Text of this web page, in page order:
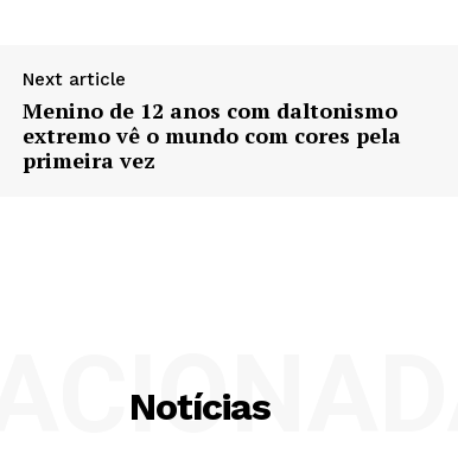
Next article
Menino de 12 anos com daltonismo
extremo vê o mundo com cores pela
primeira vez
Notícias